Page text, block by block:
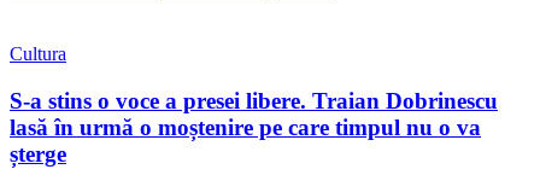
Cultura
S-a stins o voce a presei libere. Traian Dobrinescu
lasă în urmă o moștenire pe care timpul nu o va
șterge